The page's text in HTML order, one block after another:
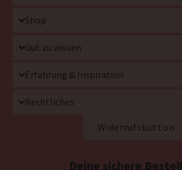
Shop
Gut zu wissen
Erfahrung & Inspiration
Rechtliches
Widerrufsbutton
Deine sichere